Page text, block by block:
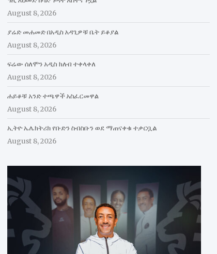
August 8, 2026
ያሬድ መሐመድ በአዲስ አዳጊዎቹ ቤት ይቆያል
August 8, 2026
ፍሬው ሰለሞን አዲስ ክለብ ተቀላቀለ
August 8, 2026
ሐይቆቹ አንድ ተጫዋች አስፈርመዋል
August 8, 2026
ኢትዮ ኤሌክትሪክ የቡድን ስብስቡን ወደ ማጠናቀቁ ተቃርቧል
August 8, 2026